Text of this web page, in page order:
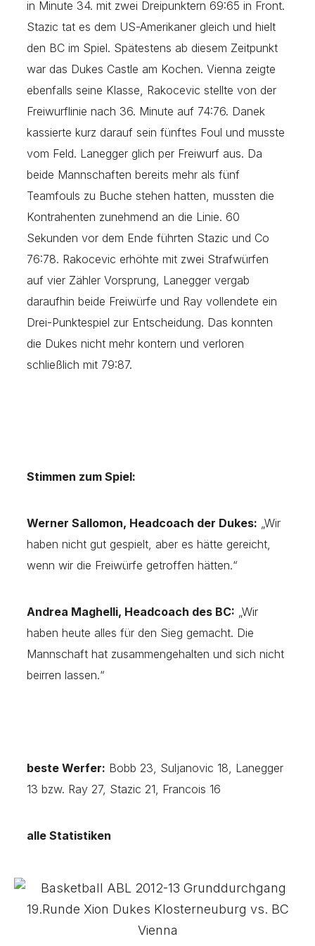
in Minute 34. mit zwei Dreipunktern 69:65 in Front.
Stazic tat es dem US-Amerikaner gleich und hielt
den BC im Spiel. Spätestens ab diesem Zeitpunkt
war das Dukes Castle am Kochen. Vienna zeigte
ebenfalls seine Klasse, Rakocevic stellte von der
Freiwurflinie nach 36. Minute auf 74:76. Danek
kassierte kurz darauf sein fünftes Foul und musste
vom Feld. Lanegger glich per Freiwurf aus. Da
beide Mannschaften bereits mehr als fünf
Teamfouls zu Buche stehen hatten, mussten die
Kontrahenten zunehmend an die Linie. 60
Sekunden vor dem Ende führten Stazic und Co
76:78. Rakocevic erhöhte mit zwei Strafwürfen
auf vier Zähler Vorsprung, Lanegger vergab
daraufhin beide Freiwürfe und Ray vollendete ein
Drei-Punktespiel zur Entscheidung. Das konnten
die Dukes nicht mehr kontern und verloren
schließlich mit 79:87.
Stimmen zum Spiel:
Werner Sallomon, Headcoach der Dukes: „Wir
haben nicht gut gespielt, aber es hätte gereicht,
wenn wir die Freiwürfe getroffen hätten.“
Andrea Maghelli, Headcoach des BC: „Wir
haben heute alles für den Sieg gemacht. Die
Mannschaft hat zusammengehalten und sich nicht
beirren lassen.“
beste Werfer: Bobb 23, Suljanovic 18, Lanegger
13 bzw. Ray 27, Stazic 21, Francois 16
alle Statistiken